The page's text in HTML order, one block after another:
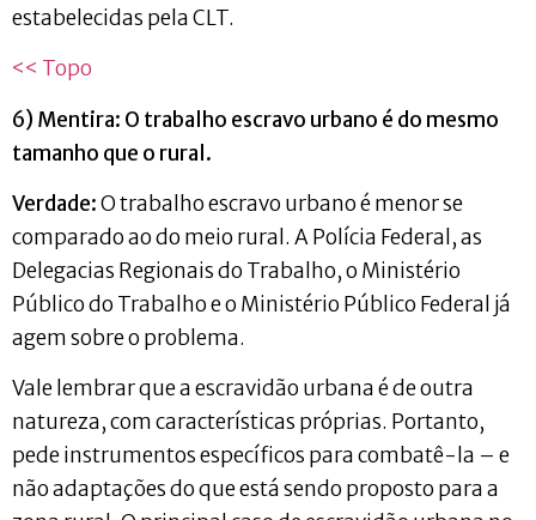
estabelecidas pela CLT.
<< Topo
6) Mentira: O trabalho escravo urbano é do mesmo
tamanho que o rural.
Verdade:O trabalho escravo urbano é menor se
comparado ao do meio rural. A Polícia Federal, as
Delegacias Regionais do Trabalho, o Ministério
Público do Trabalho e o Ministério Público Federal já
agem sobre o problema.
Vale lembrar que a escravidão urbana é de outra
natureza, com características próprias. Portanto,
pede instrumentos específicos para combatê-la – e
não adaptações do que está sendo proposto para a